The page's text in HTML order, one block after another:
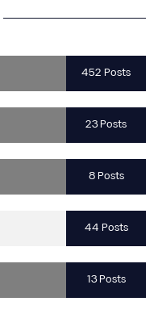
452 Posts
23 Posts
8 Posts
44 Posts
13 Posts